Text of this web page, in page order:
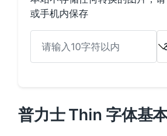
或手机内保存
普力士 Thin 字体基